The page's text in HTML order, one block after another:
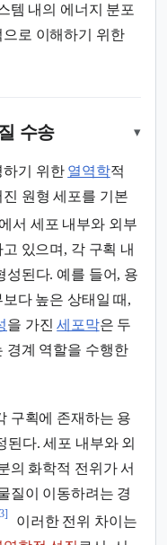
템 내의 에너지 분포
로 이해하기 위한
수송 ▾
하기 위한 열역학적
원형 세포를 기본
서 세포 내부와 외부
있으며, 각 구획 내
성된다. 예를 들어, 용
다 높은 상태일 때,
을 가진세포막은 두
경계 역할을 수행한
구획에 존재하는 용
된다. 세포 내부와 외
의 화학적 전위가 서
질이 이동하려는 경
이러한 전위 차이는